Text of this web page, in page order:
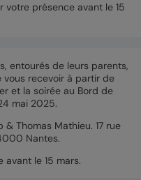
votre présence avant le 15
entourés de leurs parents,
vous recevoir à partir de
et la soirée au Bord de
mai 2025.
Thomas Mathieu. 17 rue
Nantes.
avant le 15 mars.